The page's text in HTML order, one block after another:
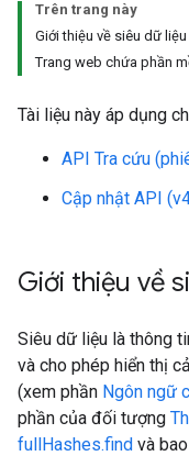
Trên trang này
Giới thiệu về siêu dữ liệu
Trang web chứa phần
Tài liệu này áp dụng
API Tra cứu
Cập nhật API
Giới thiệu về
Siêu dữ liệu là thông
và cho phép hiển thị
(xem phần Ngôn ngữ
phần của đối tượng
fullHashes.find và